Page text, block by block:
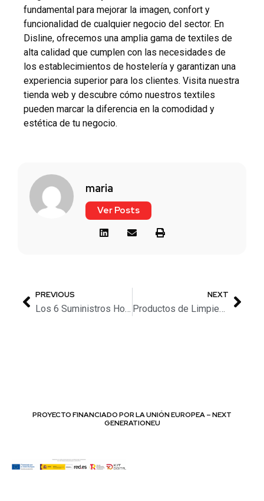
fundamental para mejorar la imagen, confort y
funcionalidad de cualquier negocio del sector. En
Disline, ofrecemos una amplia gama de textiles de
alta calidad que cumplen con las necesidades de
los establecimientos de hostelería y garantizan una
experiencia superior para los clientes. Visita nuestra
tienda web y descubre cómo nuestros textiles
pueden marcar la diferencia en la comodidad y
estética de tu negocio.
maria
Ver Posts
PREVIOUS
Los 6 Suministros Hosteleros Esenciales para HORECA
NEXT
Productos de Limpieza para Hostelería Imprescindibles para Baños en 2024
PROYECTO FINANCIADO POR LA UNIÓN EUROPEA – NEXT
GENERATIONEU